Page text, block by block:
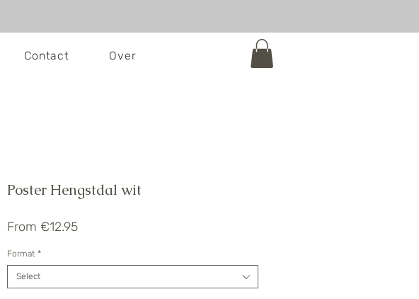
Contact Over
Poster Hengstdal wit
From €12.95Sale
Format *
Select